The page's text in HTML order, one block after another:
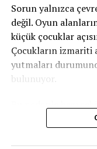
Dolacak
Ancak adam
kaldığıiçin bu süre
geriye 24 günlük,
Bunun yanında800
verildi.
frank diğer
gerekiyor.
Sorun yalnızca
değil. Oyun
küçük çocuklar
Çocukların izmariti
yutmaları
bulunuyor.
izmariti sorununa
Bern’den dikkat